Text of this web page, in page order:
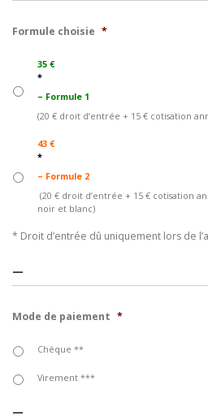
Formule choisie *
35 €
*
– Formule 1
(20 € droit d’entrée + 15 € cotisation
43 €
*
– Formule 2
(20 € droit d’entrée + 15 € cotisation
noir et blanc)
* Droit d’entrée dû uniquement lors de
—
Mode de paiement *
Chèque **
Virement ***
—